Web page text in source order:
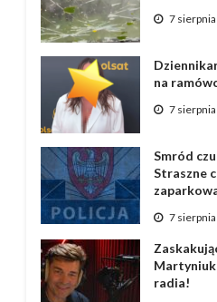
7
na
7
Smród
Straszne
7
Martyniuk
radia!